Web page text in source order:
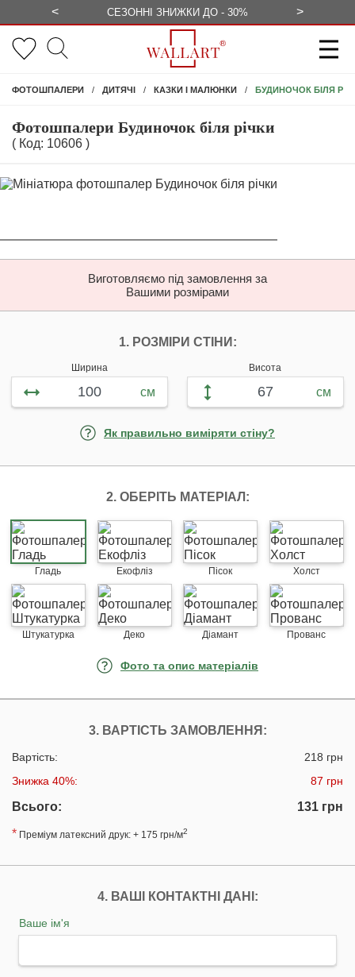
< СЕЗОННІ ЗНИЖКИ ДО - 30% >
ФОТОШПАЛЕРИ ДИТЯЧІ КАЗКИ І МАЛЮНКИ БУДИНОЧОК БІЛЯ
Фотошпалери Будиночок біля річки
( Код: 10606 )
Виготовляємо під замовлення за
Вашими розмірами
1. РОЗМІРИ СТІНИ:
Ширина
см
Висота
см
Як правильно виміряти стіну?
2. ОБЕРІТЬ МАТЕРІАЛ:
Гладь Екофліз Пісок Холст
Штукатурка Деко Діамант Прованс
Фото та опис матеріалів
3. ВАРТІСТЬ ЗАМОВЛЕННЯ:
Вартість:
218 грн
Знижка 40%:
87 грн
Всього:
131 грн
* Преміум латексний друк: + 175 грн/м2
4. ВАШІ КОНТАКТНІ ДАНІ:
Ваше ім'я